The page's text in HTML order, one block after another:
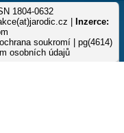
1804-0632
|
Inzerce:
soukromí | pg(4614)
osobních údajů